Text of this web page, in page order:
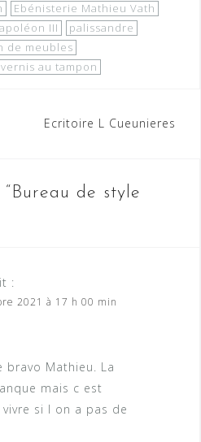
Ebénisterie Mathieu Vath
III
palissandre
de meubles
vernis au tampon
Ecritoire L Cueunieres
Bureau de style
:
2021 à 17 h 00 min
bravo Mathieu. La
mais c est
si l on a pas de